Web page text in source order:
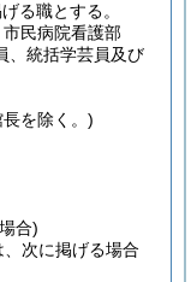
る職とする。
民病院看護部
、統括学芸員及び
を除く。)
合)
次に掲げる場合